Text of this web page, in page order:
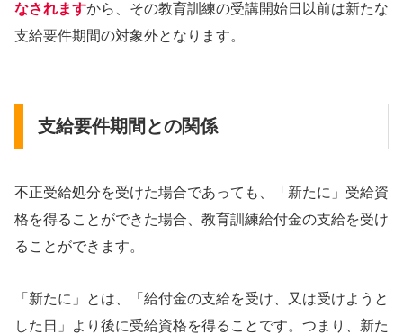
なされますから、その教育訓練の受講開始日以前は新たな
支給要件期間の対象外となります。
支給要件期間との関係
不正受給処分を受けた場合であっても、「新たに」受給資
格を得ることができた場合、教育訓練給付金の支給を受け
ることができます。
「新たに」とは、「給付金の支給を受け、又は受けようと
した日」より後に受給資格を得ることです。つまり、新た